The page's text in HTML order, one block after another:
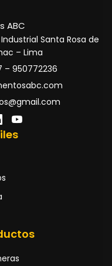
ABC
Santa Rosa de
– Lima
– 950772236